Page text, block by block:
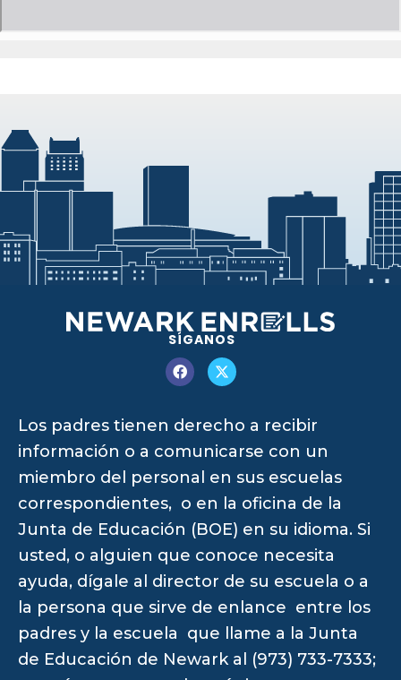
SÍGANOS
Los padres tienen derecho a recibir
información o a comunicarse con un
miembro del personal en sus escuelas
correspondientes, o en la oficina de la
Junta de Educación (BOE) en su idioma. Si
usted, o alguien que conoce necesita
ayuda, dígale al director de su escuela o a
la persona que sirve de enlance entre los
padres y la escuela que llame a la Junta
de Educación de Newark al (973) 733-7333;